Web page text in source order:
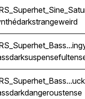
darkstrangeweird
darksuspenseful
darkdangeroustense